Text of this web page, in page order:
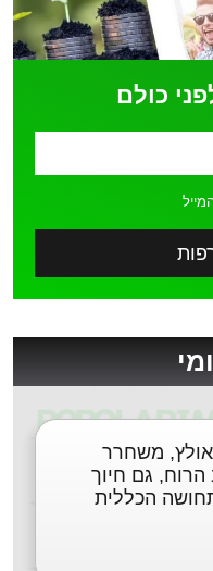
כולם
משחרר
גם חיוך
הכללית